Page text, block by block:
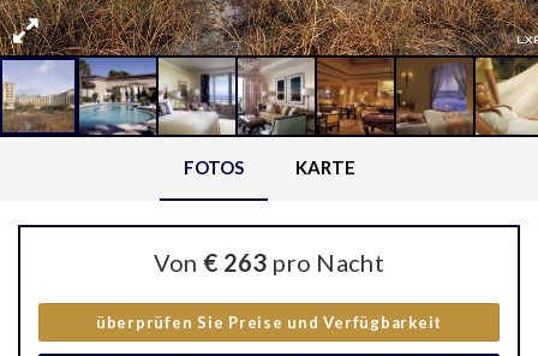
FOTOS KARTE
Von € 263 pro Nacht
überprüfen Sie Preise und Verfügbarkeit